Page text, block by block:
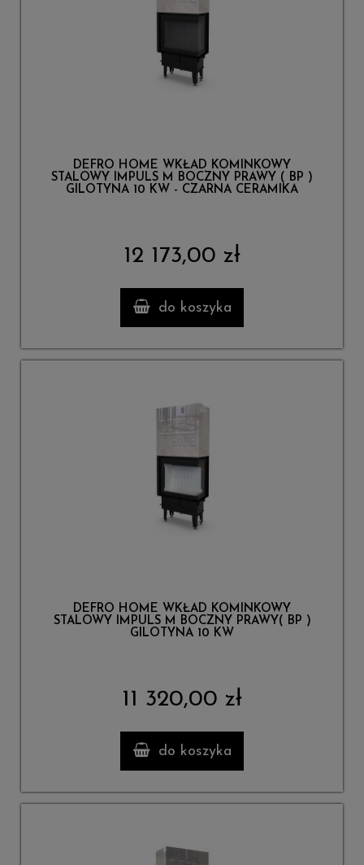
DEFRO HOME WKŁAD KOMINKOWY
STALOWY IMPULS M BOCZNY PRAWY ( BP )
GILOTYNA 10 KW - CZARNA CERAMIKA
12 173,00 zł
do koszyka
DEFRO HOME WKŁAD KOMINKOWY
STALOWY IMPULS M BOCZNY PRAWY( BP )
GILOTYNA 10 KW
11 320,00 zł
do koszyka